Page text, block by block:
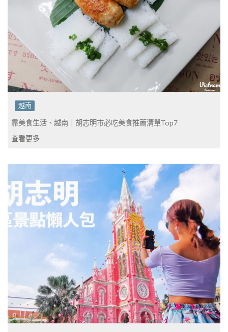
越南
靠美食生活、越南｜胡志明市必吃美食推薦清單Top7
查看更多